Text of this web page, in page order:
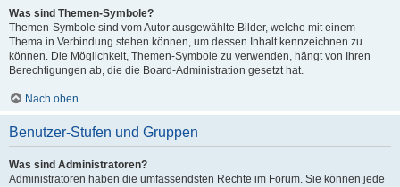
Was sind Themen-Symbole?
Themen-Symbole sind vom Autor ausgewählte Bilder, welche mit einem
Thema in Verbindung stehen können, um dessen Inhalt kennzeichnen zu
können. Die Möglichkeit, Themen-Symbole zu verwenden, hängt von Ihren
Berechtigungen ab, die die Board-Administration gesetzt hat.
Nach oben
Benutzer-Stufen und Gruppen
Was sind Administratoren?
Administratoren haben die umfassendsten Rechte im Forum. Sie können jede